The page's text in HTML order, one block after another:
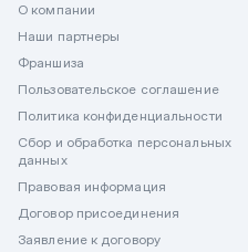
О компании
Наши партнеры
Франшиза
Пользовательское соглашение
Политика конфиденциальности
Сбор и обработка персональных
данных
Правовая информация
Договор присоединения
Заявление к договору